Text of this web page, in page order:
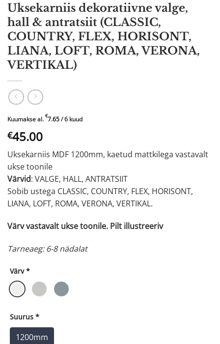
Uksekarniis dekoratiivne valge,
hall & antratsiit (CLASSIC,
COUNTRY, FLEX, HORISONT,
LIANA, LOFT, ROMA, VERONA,
VERTIKAL)
Kuumakse al. €7.65/ 6 kuud
€45.00
Uksekarniis MDF 1200mm, kaetud mattkilega vastavalt
ukse toonile
Värvid: VALGE, HALL, ANTRATSIIT
Sobib ustega CLASSIC, COUNTRY, FLEX, HORISONT,
LIANA, LOFT, ROMA, VERONA, VERTIKAL.
Värv vastavalt ukse toonile. Pilt illustreeriv
Tarneaeg: 6-8 nädalat
Värv *
Suurus *
1200mm